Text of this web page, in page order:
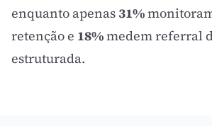
enquanto apenas 31%
retenção e 18%medem referral
estruturada.